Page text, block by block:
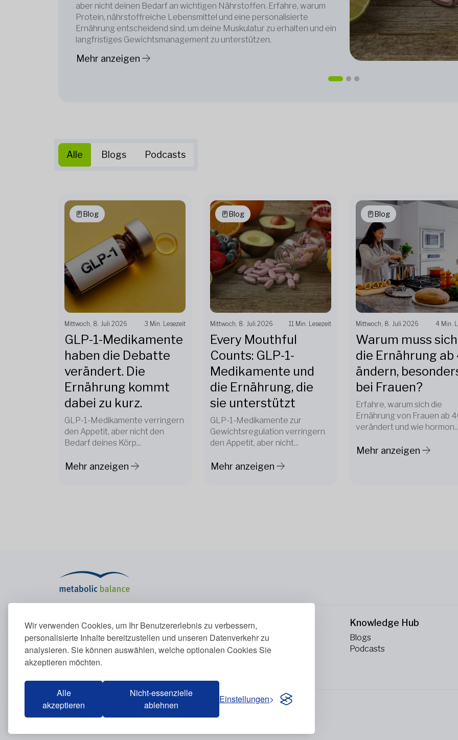
Wir verwenden Cookies, um Ihr Benutzererlebnis zu verbessern,
personalisierte Inhalte bereitzustellen und unseren Datenverkehr zu
analysieren. Sie können auswählen, welche optionalen Cookies Sie
akzeptieren möchten.
Alle
akzeptieren
Nicht-essenzielle
ablehnen
Einstellungen
aber nicht deinen Bedarf an wichtigen Nährstoffen. Erfahre, warum
Protein, nährstoffreiche Lebensmittel und eine personalisierte
Ernährung entscheidend sind, um deine Muskulatur zu erhalten und ein
langfristiges Gewichtsmanagement zu unterstützen.
Mehr anzeigen
Alle Blogs Podcasts
Blog
Mittwoch, 8. Juli 2026 3 Min. Lesezeit
GLP-1-Medikamente
haben die Debatte
verändert. Die
Ernährung kommt
dabei zu kurz.
GLP-1-Medikamente verringern
den Appetit, aber nicht den
Bedarf deines Körp...
Mehr anzeigen
Blog
Mittwoch, 8. Juli 2026 11 Min. Lesezeit
Every Mouthful
Counts: GLP-1-
Medikamente und
die Ernährung, die
sie unterstützt
GLP-1-Medikamente zur
Gewichtsregulation verringern
den Appetit, aber nicht...
Mehr anzeigen
Blog
Mittwoch, 8. Juli 2026 4 Min.
Warum muss sich
die Ernährung ab
ändern,
bei Frauen?
Erfahre, warum sich die
Ernährung von Frauen ab
verändert und wie
Mehr anzeigen
Das Metabolic-Programm
Das Metabolic-Programm
Stoffwechsel erklärt
Ernährungsprinzipien
Unternehmen
Über uns
Kontakt
Knowledge Hub
Blogs
Podcasts
Metabolic Balance Global AG © 2026. Alle Rechte vorbehalten.